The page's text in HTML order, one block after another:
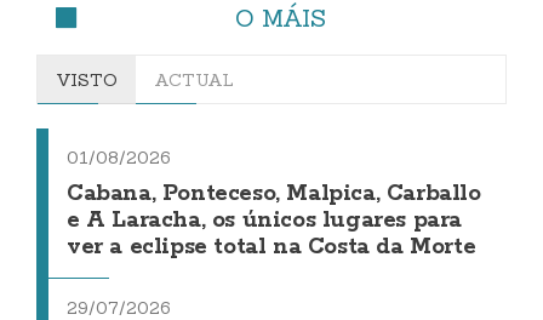
O MÁIS
VISTO ACTUAL
01/08/2026
Cabana, Ponteceso, Malpica, Carballo
e A Laracha, os únicos lugares para
ver a eclipse total na Costa da Morte
29/07/2026